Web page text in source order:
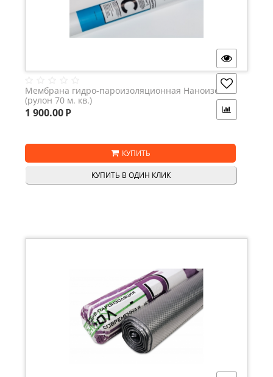
Мембрана гидро-пароизоляционная Наноизол С
(рулон 70 м. кв.)
1 900.00Р
КУПИТЬ
КУПИТЬ В ОДИН КЛИК